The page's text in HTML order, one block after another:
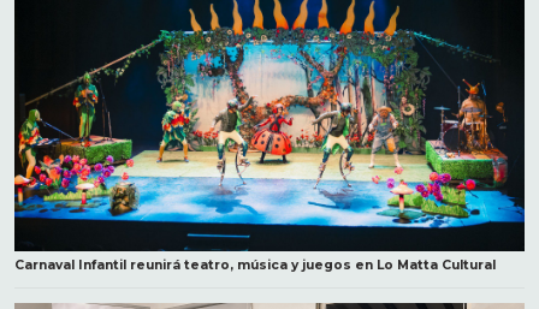
Carnaval Infantil reunirá teatro, música y juegos en Lo Matta Cultural